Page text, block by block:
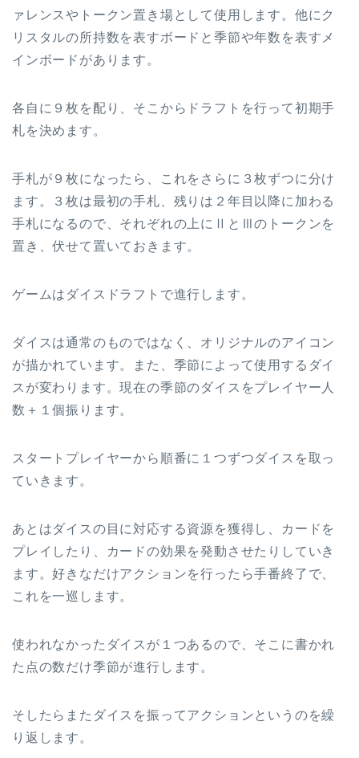
ァレンスやトークン置き場として使用します。他にク
リスタルの所持数を表すボードと季節や年数を表すメ
インボードがあります。
各自に９枚を配り、そこからドラフトを行って初期手
札を決めます。
手札が９枚になったら、これをさらに３枚ずつに分け
ます。３枚は最初の手札、残りは２年目以降に加わる
手札になるので、それぞれの上にⅡとⅢのトークンを
置き、伏せて置いておきます。
ゲームはダイスドラフトで進行します。
ダイスは通常のものではなく、オリジナルのアイコン
が描かれています。また、季節によって使用するダイ
スが変わります。現在の季節のダイスをプレイヤー人
数＋１個振ります。
スタートプレイヤーから順番に１つずつダイスを取っ
ていきます。
あとはダイスの目に対応する資源を獲得し、カードを
プレイしたり、カードの効果を発動させたりしていき
ます。好きなだけアクションを行ったら手番終了で、
これを一巡します。
使われなかったダイスが１つあるので、そこに書かれ
た点の数だけ季節が進行します。
そしたらまたダイスを振ってアクションというのを繰
り返します。